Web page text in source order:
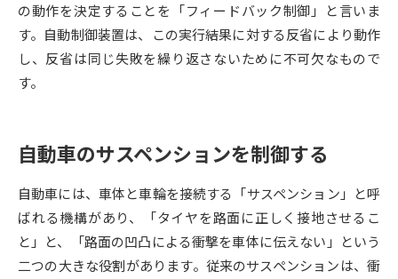
データサイエンス特集 奨学金・特待生制度特集
デジタルパンフレット 進路の３択
SELFBRAND特集ページ
オープンキャンパスなどを調べる
オープンキャンパス検索 実施プログラムから探す
の動作を決定することを「フィードバック制御」と言いま
す。自動制御装置は、この実行結果に対する反省により動作
し、反省は同じ失敗を繰り返さないために不可欠なもので
す。
自動車のサスペンションを制御する
自動車には、車体と車輪を接続する「サスペンション」と呼
ばれる機構があり、「タイヤを路面に正しく接地させるこ
と」と、「路面の凹凸による衝撃を車体に伝えない」という
二つの大きな役割があります。従来のサスペンションは、衝